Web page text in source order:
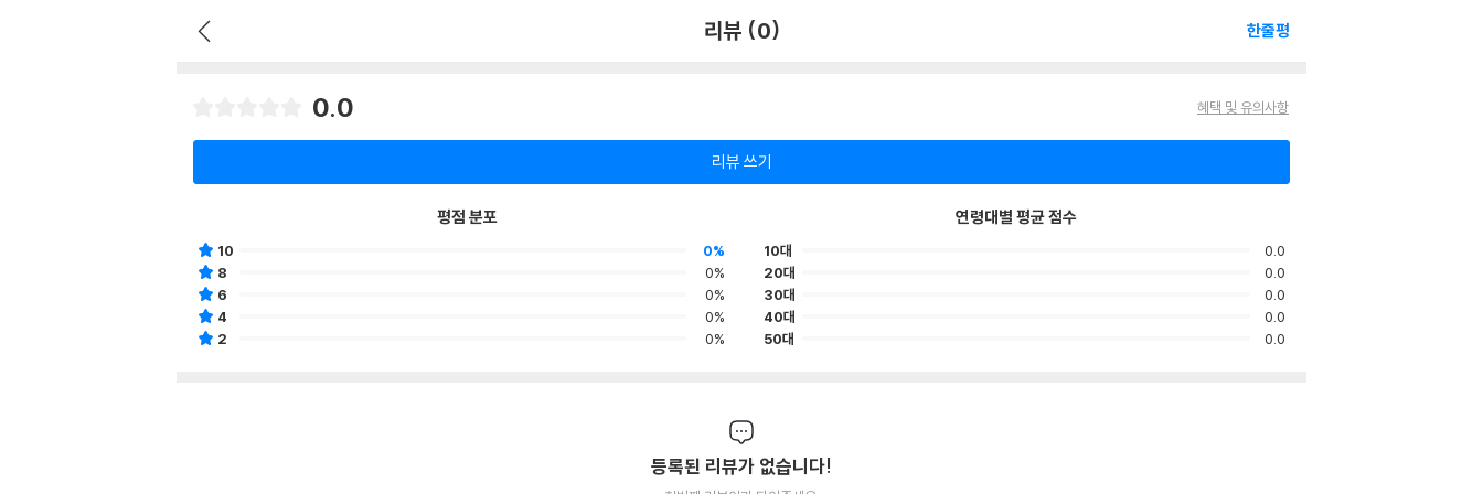
리뷰 (0) 한줄평
0.0 혜택 및 유의사항
리뷰 쓰기
평점 분포
10
0%
8
0%
6
0%
4
0%
2
0%
연령대별 평균 점수
10대
0.0
20대
0.0
30대
0.0
40대
0.0
50대
0.0
등록된 리뷰가 없습니다!